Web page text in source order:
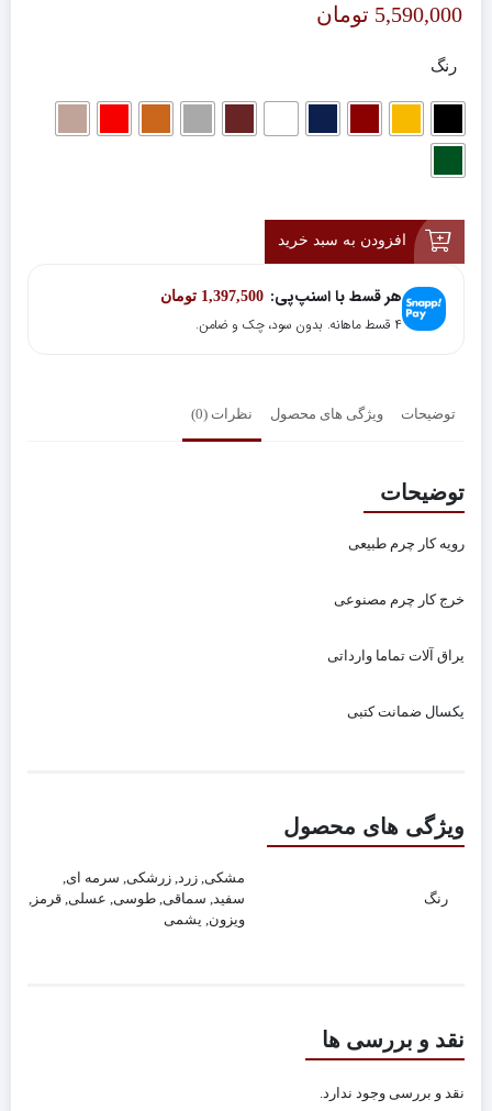
5,590,000 تومان
رنگ
افزودن به سبد خرید
هر قسط با اسنپ‌پی: 1,397,500 تومان
۴ قسط ماهانه. بدون سود، چک و ضامن.
توضیحات ویژگی های محصول نظرات (0)
توضیحات
رویه کار چرم طبیعی
خرج کار چرم مصنوعی
یراق آلات تماما وارداتی
یکسال ضمانت کتبی
ویژگی های محصول
رنگ
مشکی, زرد, زرشکی, سرمه ای,
سفید, سماقی, طوسی, عسلی, قرمز,
ویزون, یشمی
نقد و بررسی ها
نقد و بررسی وجود ندارد.